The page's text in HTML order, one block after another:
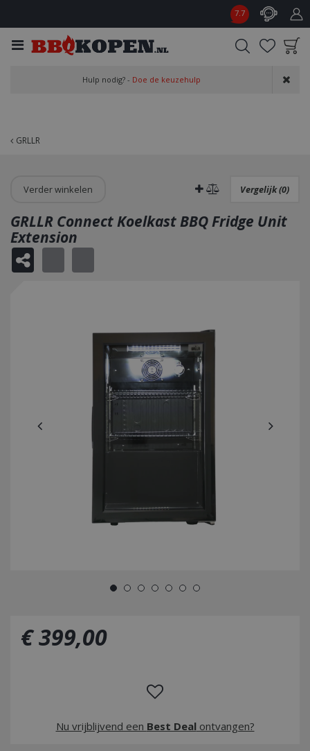
GRLLR
7.7
aan wensenlijst
Hulp nodig? - Doe de keuzehulp
Verder winkelen Vergelijk (0)
GRLLR Connect Koelkast BBQ Fridge Unit
Extension
€399,00
Nu vrijblijvend een Best Dealontvangen?